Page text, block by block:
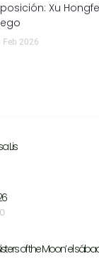
Xu
Feb 2026
Lis
of the Moon’ el